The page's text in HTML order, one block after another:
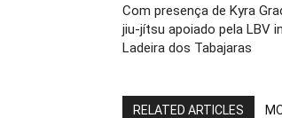
Com presença de Kyra
jiu-jítsu apoiado pela LBV
Ladeira dos Tabajaras
RELATED ARTICLES